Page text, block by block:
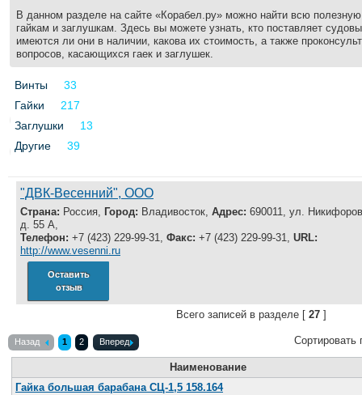
Журнал
Реклама
Флот
Галерея флота
Отзывы
В данном разделе на сайте «Корабел.ру» можно найти всю
гайкам и заглушкам. Здесь вы можете узнать, кто поставляет
имеются ли они в наличии, какова их стоимость, а также
вопросов, касающихся гаек и заглушек.
Винты
33
Гайки
217
Заглушки
13
Другие
39
"ДВК-Весенний", ООО
Страна: Россия, Город: Владивосток, Адрес: 690011, ул.
д. 55 А,
Телефон: +7 (423) 229-99-31, Факс: +7 (423) 229-99-31, URL:
http://www.vesenni.ru
Оставить
отзыв
Всего записей в разделе [ 27 ]
Назад 1 2 Вперед Сортировать
Наименование
Гайка большая барабана СЦ-1,5 158.164